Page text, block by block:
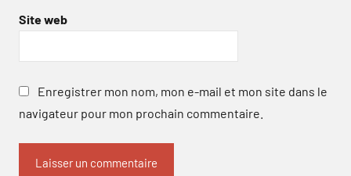
Site web
Enregistrer mon nom, mon e-mail et mon site dans le
navigateur pour mon prochain commentaire.